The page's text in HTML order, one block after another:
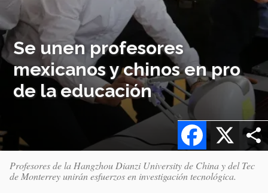
Se unen profesores
mexicanos y chinos en pro
de la educación
X
Facebook
Profesores de la Hangzhou Dianzi University de China y del Tec
de Monterrey unirán esfuerzos en investigación tecnológica.